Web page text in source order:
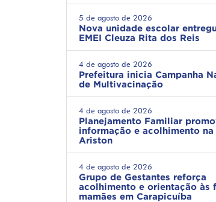
5 de agosto de 2026
Nova unidade escolar
EMEI Cleuza Rita dos Reis
4 de agosto de 2026
Prefeitura inicia Campanha
de Multivacinação
4 de agosto de 2026
Planejamento Familiar
informação e acolhimento na
Ariston
4 de agosto de 2026
Grupo de Gestantes reforça
acolhimento e orientação às
mamães em Carapicuíba